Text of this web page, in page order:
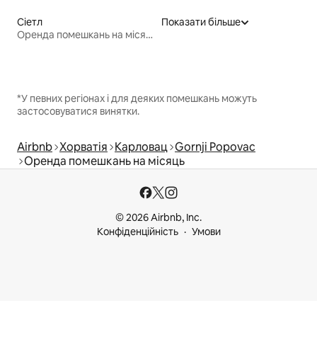
Сіетл
Оренда помешкань на місяць
Показати більше
*У певних регіонах і для деяких помешкань можуть
застосовуватися винятки.
Airbnb Хорватія Карловац Gornji Popovac
Оренда помешкань на місяць
© 2026 Airbnb, Inc.
Конфіденційність
Умови